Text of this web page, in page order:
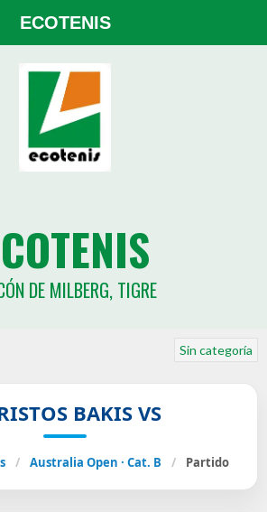
DE MILBERG, TIGRE
Sin categoría
BAKIS VS
/ Australia Open · Cat. B / Partido
ECOTENIS